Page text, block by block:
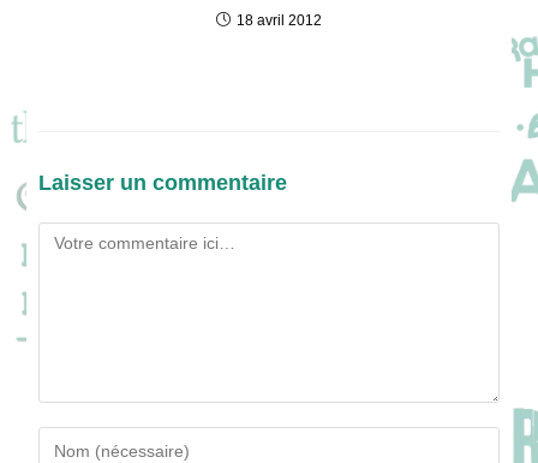
18 avril 2012
Laisser un commentaire
Comment
Enter